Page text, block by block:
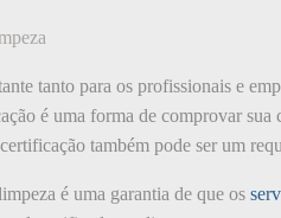
tanto para os profissionais e
é uma forma de comprovar
também pode ser um
é uma garantia de que os